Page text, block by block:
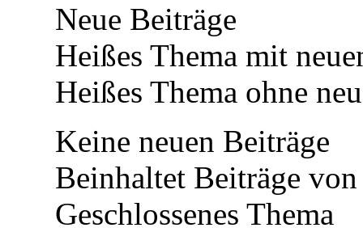
Neue Beiträge
Heißes Thema mit
Heißes Thema ohne
Keine neuen Beiträge
Beinhaltet Beiträge
Geschlossenes Thema